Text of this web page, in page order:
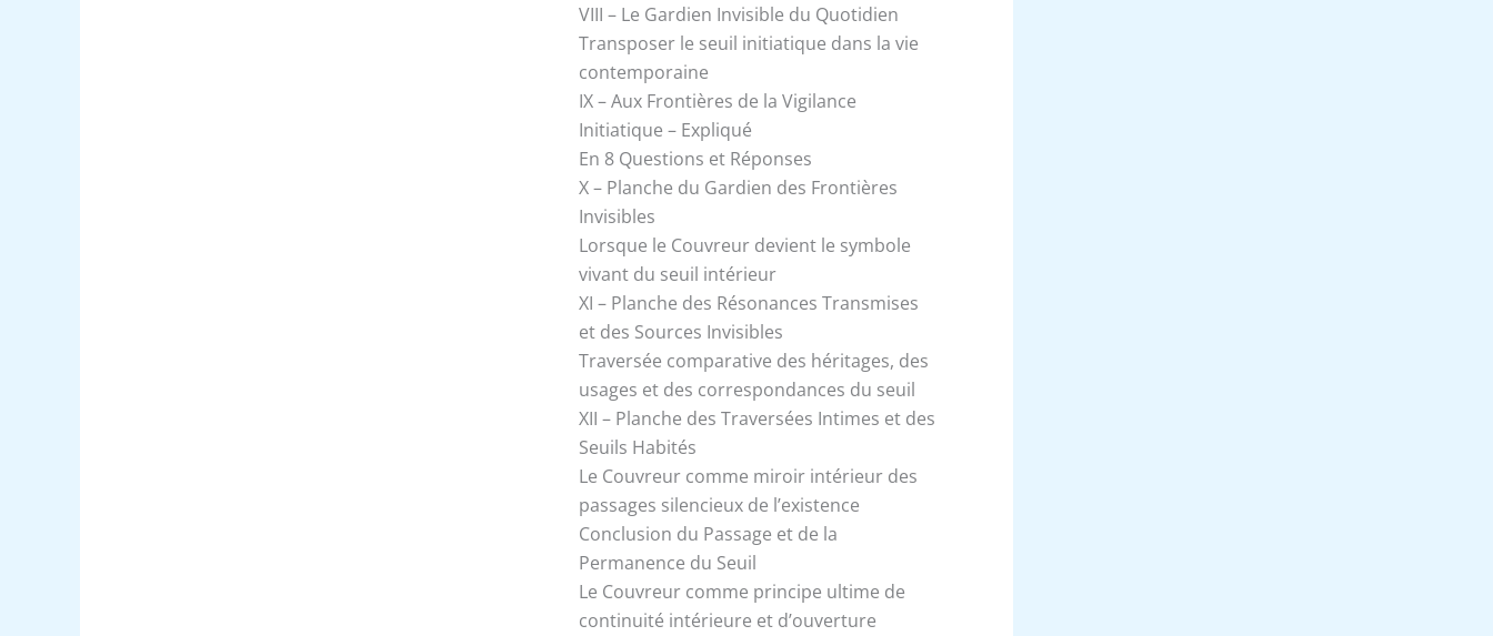
VIII – Le Gardien Invisible du Quotidien
Transposer le seuil initiatique dans la vie
contemporaine
IX – Aux Frontières de la Vigilance
Initiatique – Expliqué
En 8 Questions et Réponses
X – Planche du Gardien des Frontières
Invisibles
Lorsque le Couvreur devient le symbole
vivant du seuil intérieur
XI – Planche des Résonances Transmises
et des Sources Invisibles
Traversée comparative des héritages, des
usages et des correspondances du seuil
XII – Planche des Traversées Intimes et des
Seuils Habités
Le Couvreur comme miroir intérieur des
passages silencieux de l’existence
Conclusion du Passage et de la
Permanence du Seuil
Le Couvreur comme principe ultime de
continuité intérieure et d’ouverture